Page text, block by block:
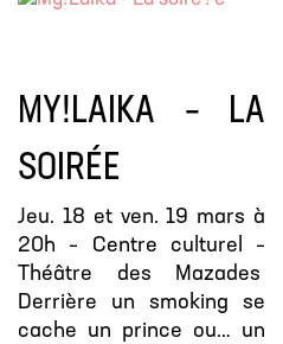
MY!LAIKA – LA
SOIRÉE
Jeu. 18 et ven. 19 mars à
20h – Centre culturel –
Théâtre des Mazades
Derrière un smoking se
cache un prince ou… un